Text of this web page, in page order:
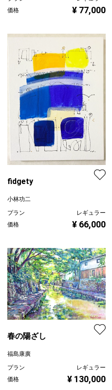
価格
¥ 77,000
fidgety
小林功二
プラン
レギュラー
価格
¥ 66,000
春の陽ざし
福島康廣
プラン
レギュラー
価格
¥ 130,000